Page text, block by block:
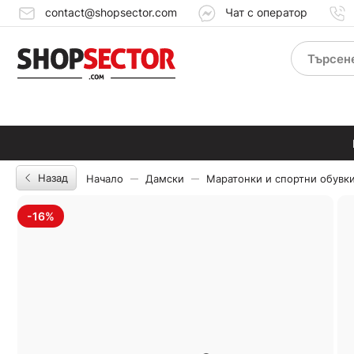
contact@shopsector.com Чат с оператор
Назад Начало Дамски Маратонки и спортни обувки
-16%